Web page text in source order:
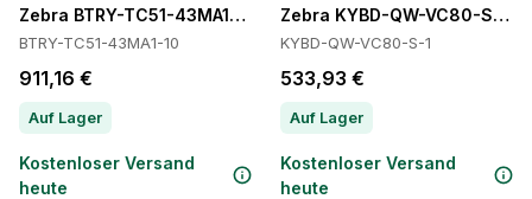
Zebra BTRY-TC51-43MA1-10 Batteries
BTRY-TC51-43MA1-10
911,16 €
Auf Lager
Kostenloser Versand
heute
Zebra KYBD-QW-VC80-S-1
KYBD-QW-VC80-S-1
533,93 €
Auf Lager
Kostenloser Versand
heute